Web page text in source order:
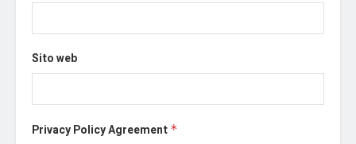
Sito web
Privacy Policy Agreement *